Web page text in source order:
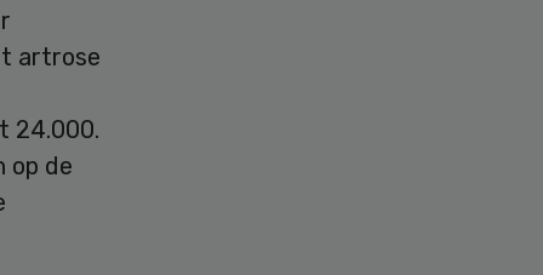
artrose
24.000.
op de